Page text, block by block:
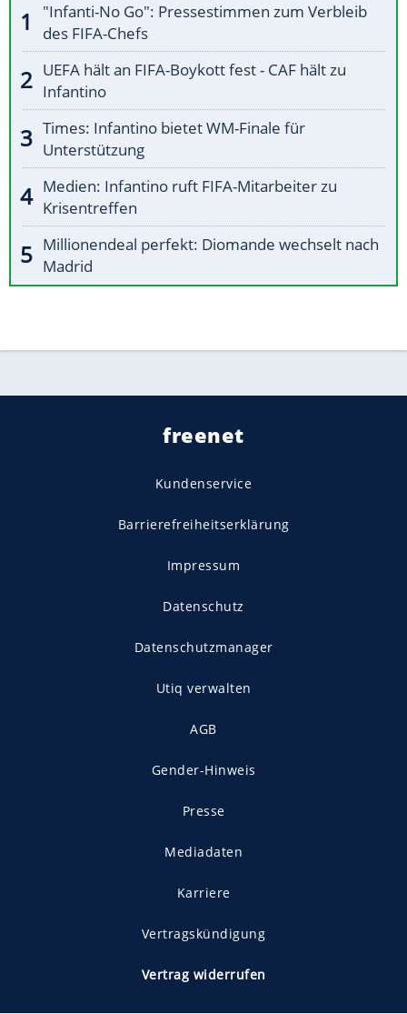
"Infanti-No Go": Pressestimmen zum Verbleib
des FIFA-Chefs
UEFA hält an FIFA-Boykott fest - CAF hält zu
Infantino
Times: Infantino bietet WM-Finale für
Unterstützung
Medien: Infantino ruft FIFA-Mitarbeiter zu
Krisentreffen
Millionendeal perfekt: Diomande wechselt nach
Madrid
freenet
Kundenservice
Barrierefreiheitserklärung
Impressum
Datenschutz
Datenschutzmanager
Utiq verwalten
AGB
Gender-Hinweis
Presse
Mediadaten
Karriere
Vertragskündigung
Vertrag widerrufen